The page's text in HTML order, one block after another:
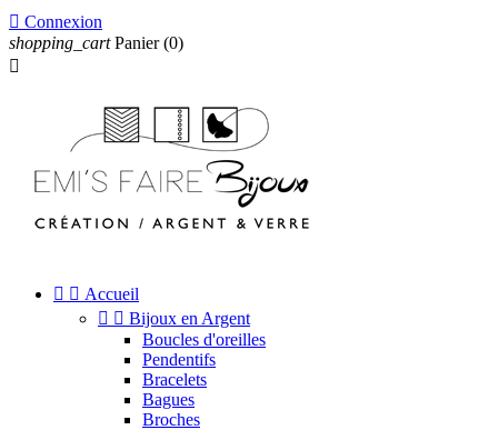
 Connexion
shopping_cart Panier (0)

  Accueil
  Bijoux en Argent
Boucles d'oreilles
Pendentifs
Bracelets
Bagues
Broches